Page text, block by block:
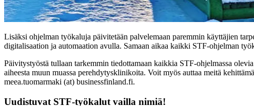
Lisäksi ohjelman työkaluja päivitetään palvelemaan paremmin käyttäjien
digitalisaation ja automaation avulla. Samaan aikaa kaikki STF-ohjelman
Päivitystyöstä tullaan tarkemmin tiedottamaan kaikkia STF-ohjelmassa
aiheesta muun muassa perehdytysklinikoita. Voit myös auttaa meitä
meea.tuomarmaki (at) businessfinland.fi.
Uudistuvat STF-työkalut vailla nimiä!